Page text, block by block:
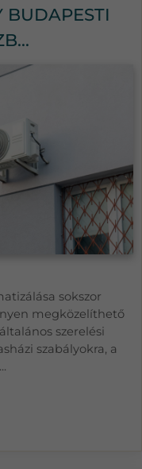
BUDAPESTI
sokszor
megközelíthető
szerelési
szabályokra, a